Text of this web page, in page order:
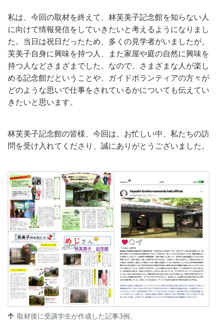
私は、今回の取材を終えて、林芙美子記念館を知らない人
に向けて情報発信をしていきたいと考えるようになりまし
た。当日は祝日だったため、多くの見学者がいましたが、
芙美子自身に興味を持つ人、また家屋や庭の自然に興味を
持つ人などさまざまでした。なので、さまざまな人が楽し
める記念館だということや、ガイドボランティアの方々が
どのような思いで仕事をされているかについても伝えてい
きたいと思います。
林芙美子記念館の皆様、今回は、お忙しい中、私たちの訪
問を受け入れてくださり、誠にありがとうございました。
取材後に受講学生が作成した記事3例。